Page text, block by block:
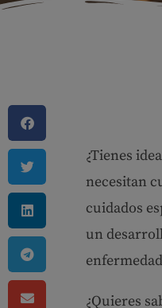
¿Tienes
necesitan
cuidados
un
¿Quieres